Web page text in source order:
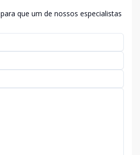
que um de nossos especialistas